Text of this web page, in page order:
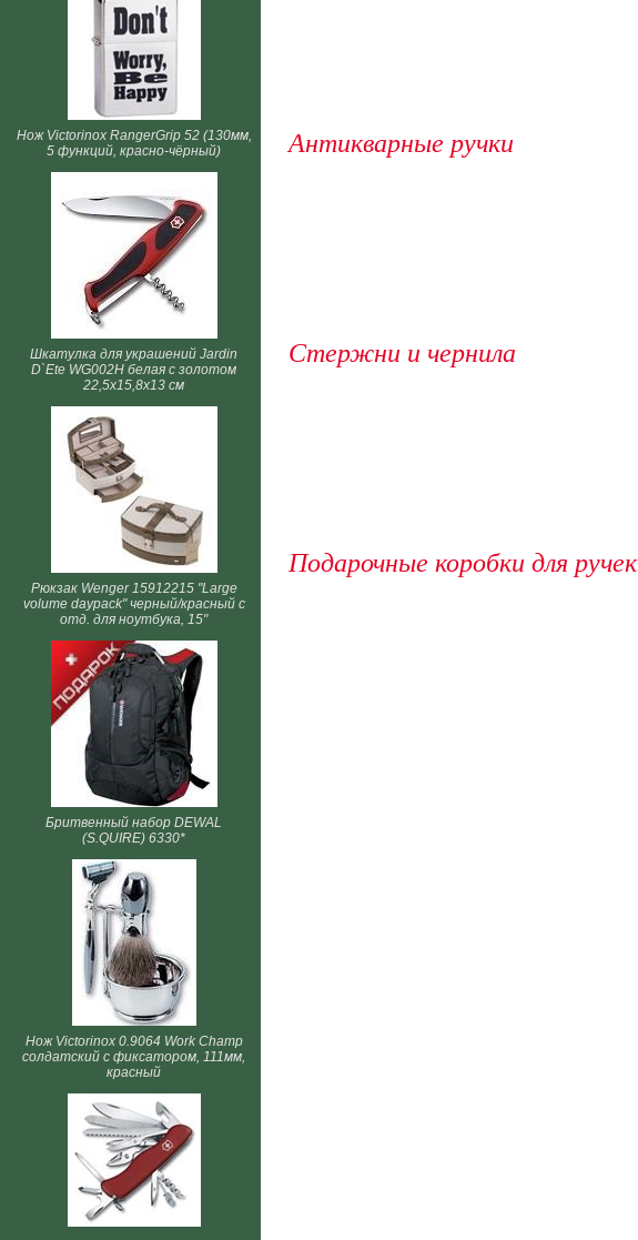
Нож Victorinox RangerGrip 52 (130мм,
5 функций, красно-чёрный)
Шкатулка для украшений Jardin
D`Ete WG002H белая с золотом
22,5х15,8х13 см
Рюкзак Wenger 15912215 "Large
volume daypack" черный/красный с
отд. для ноутбука, 15"
Бритвенный набор DEWAL
(S.QUIRE) 6330*
Нож Victorinox 0.9064 Work Champ
солдатский с фиксатором, 111мм,
красный
Антикварные ручки
Стержни и чернила
Подарочные коробки для ручек